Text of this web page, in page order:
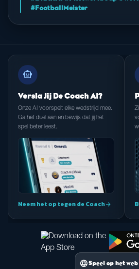
#FootballMeister
smart_toy
Versla Jij De Coach AI?
Onze AI voorspelt elke wedstrijd mee.
Ga het duel aan en bewijs dat jij het
spel beter leest.
Neem het op tegen de Coacharrow_forward
languageSpeel op het web